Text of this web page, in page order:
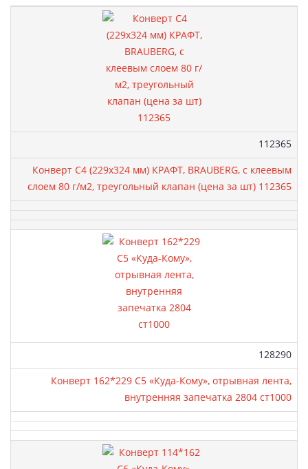
Артикул:
112365
Конверт С4 (229х324 мм) КРАФТ, BRAUBERG, с клеевым
слоем 80 г/м2, треугольный клапан (цена за шт) 112365
Артикул:
128290
Конверт 162*229 С5 «Куда-Кому», отрывная лента,
внутренняя запечатка 2804 ст1000